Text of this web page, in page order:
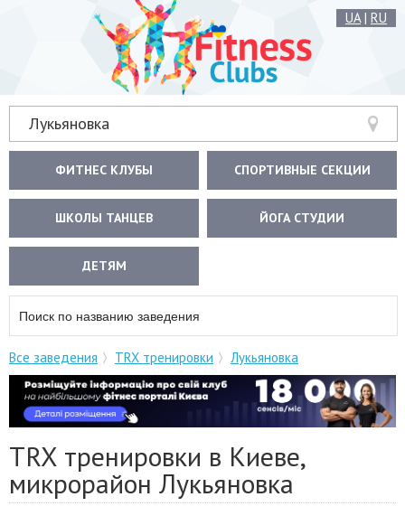
UA| RU
Лукьяновка
ФИТНЕС КЛУБЫ СПОРТИВНЫЕ СЕКЦИИ
ШКОЛЫ ТАНЦЕВ ЙОГА СТУДИИ
ДЕТЯМ
Все заведения TRX тренировки Лукьяновка
TRX тренировки в Киеве,
микрорайон Лукьяновка